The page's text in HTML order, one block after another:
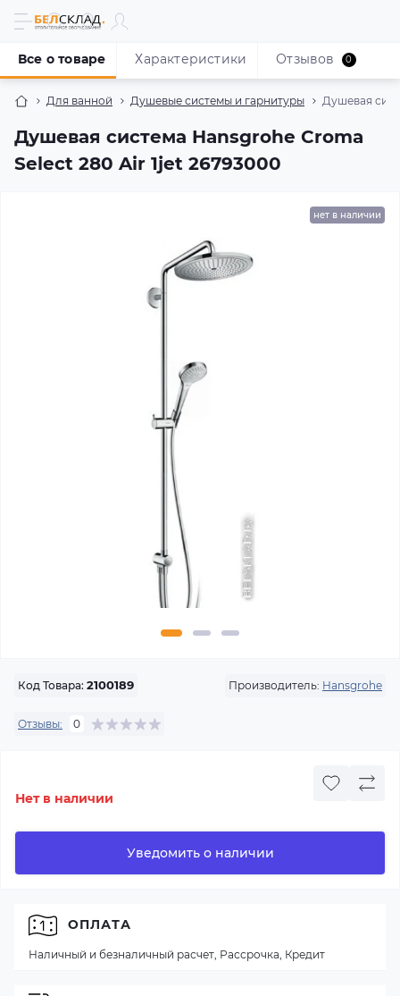
Для ванной Душевые системы и гарнитуры Душевая
Душевая система Hansgrohe Croma
Select 280 Air 1jet 26793000
Все о товаре Характеристики Отзывов 0
нет в наличии
Код Товара: 2100189 Производитель: Hansgrohe
Отзывы: 0
Нет в наличии
Уведомить о наличии
ОПЛАТА
Наличный и безналичный расчет, Рассрочка, Кредит